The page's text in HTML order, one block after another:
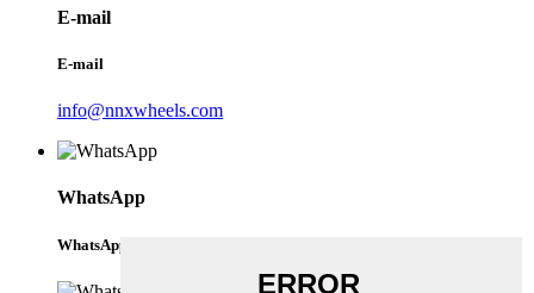
E-mail
E-mail
info@nnxwheels.com
WhatsApp
WhatsApp